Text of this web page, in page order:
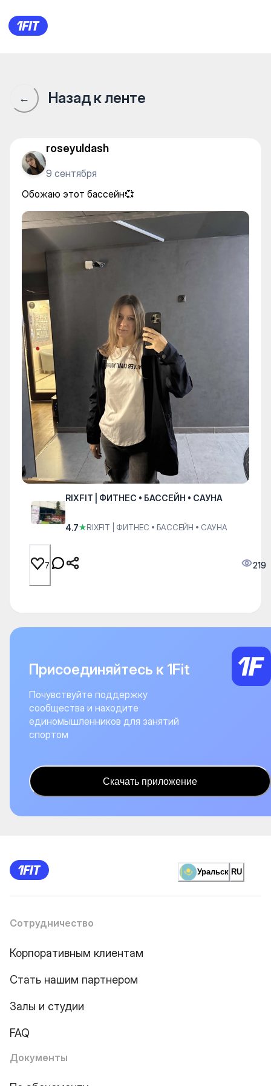
RIXFIT | ФИТНЕС •
← Назад к ленте
roseyuldash
9 сентября
Обожаю этот бассейн💞
RIXFIT | ФИТНЕС • БАССЕЙН • САУНА
4.7★RIXFIT | ФИТНЕС • БАССЕЙН • САУНА
7 219
Присоединяйтесь к 1Fit
Почувствуйте поддержку
сообщества и находите
единомышленников для занятий
спортом
Скачать приложение
Уральск RU
Сотрудничество
Корпоративным клиентам
Стать нашим партнером
Залы и студии
FAQ
Документы